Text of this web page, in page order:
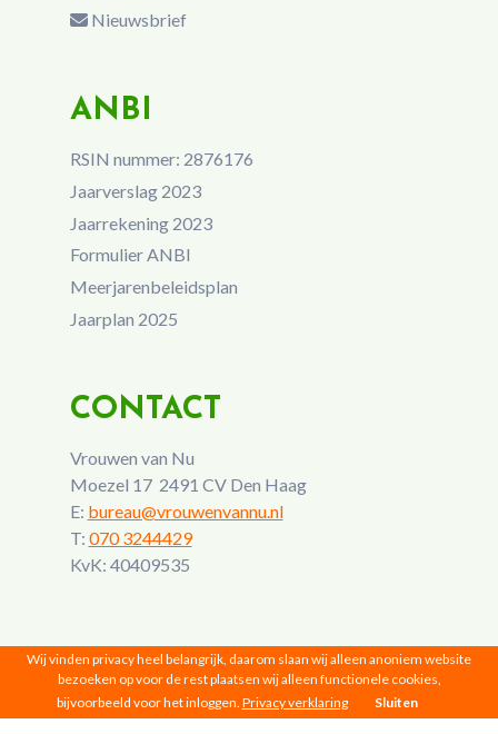
Nieuwsbrief
ANBI
RSIN nummer: 2876176
Jaarverslag 2023
Jaarrekening 2023
Formulier ANBI
Meerjarenbeleidsplan
Jaarplan 2025
CONTACT
Vrouwen van Nu
Moezel 17 2491 CV Den Haag
E: bureau@vrouwenvannu.nl
T: 070 3244429
KvK: 40409535
Vrouwen van Nu © 2026 |Privacy|Disclaimer
Wij vinden privacy heel belangrijk, daarom slaan wij alleen anoniem website
bezoeken op voor de rest plaatsen wij alleen functionele cookies,
bijvoorbeeld voor het inloggen. Privacy verklaring Sluiten